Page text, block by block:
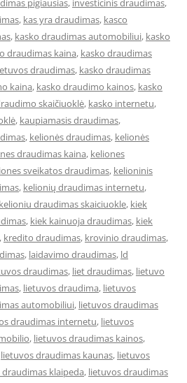
pigiausias, investicinis draudimas,
, kas yra draudimas, kasco
, kasko draudimas automobiliui, kasko
draudimas kaina, kasko draudimas
draudimas, kasko draudimas
kaina, kasko draudimo kainos, kasko
skaičiuoklė, kasko internetu,
, kaupiamasis draudimas,
, kelionės draudimas, kelionės
draudimas kaina, keliones
sveikatos draudimas, kelioninis
, kelionių draudimas internetu,
kelioniu draudimas skaiciuokle, kiek
, kiek kainuoja draudimas, kiek
, kredito draudimas, krovinio draudimas,
, laidavimo draudimas, ld
draudimas, liet draudimas, lietuvo
, lietuvos draudima, lietuvos
automobiliui, lietuvos draudimas
draudimas internetu, lietuvos
, lietuvos draudimas kainos,
lietuvos draudimas kaunas, lietuvos
klaipeda, lietuvos draudimas